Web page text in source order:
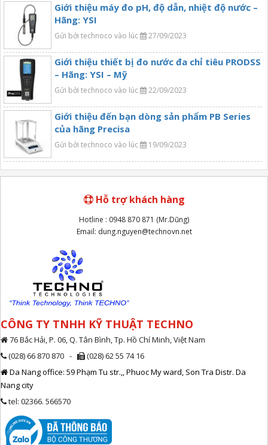
Giới thiệu máy đo pH, độ dẫn, nhiệt độ nước –
Hãng: YSI
Gửi bởi technoco vào lúc 27/09/2023
Giới thiệu thiết bị đo nước đa chỉ tiêu PRODSS
– Hãng: YSI – Mỹ
Gửi bởi technoco vào lúc 22/09/2023
Giới thiệu đến bạn dòng sản phẩm PB Series
của hãng Precisa
Gửi bởi technoco vào lúc 19/09/2023
Hỗ trợ khách hàng
Hotline : 0948 870 871 (Mr.Dũng)
Email: dung.nguyen@technovn.net
CÔNG TY TNHH KỸ THUẬT TECHNO
76 Bắc Hải, P. 06, Q. Tân Bình, Tp. Hồ Chí Minh, Việt Nam
(028) 66 870 870 -
(028) 62 55 74 16
Da Nang office: 59 Phạm Tu str.,, Phuoc My ward, Son Tra Distr. Da
Nang city
tel: 02366. 566570